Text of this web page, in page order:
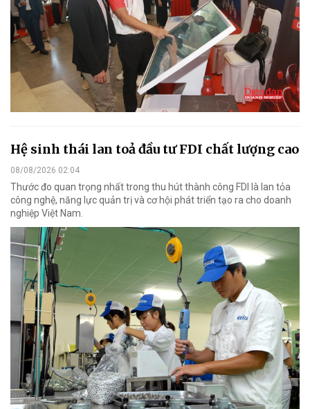
Hệ sinh thái lan toả đầu tư FDI chất lượng cao
08/08/2026 02:04
Thước đo quan trọng nhất trong thu hút thành công FDI là lan tỏa
công nghệ, năng lực quản trị và cơ hội phát triển tạo ra cho doanh
nghiệp Việt Nam.